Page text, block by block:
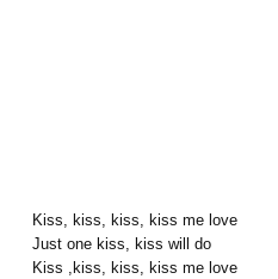
Kiss, kiss, kiss, kiss me love
Just one kiss, kiss will do
Kiss ,kiss, kiss, kiss me love